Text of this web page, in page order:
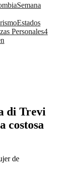
Semana
Estados
Personales4
di Trevi
costosa
de